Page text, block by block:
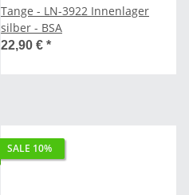
Tange - LN-3922 Innenlager
silber - BSA
22,90 € *
SALE 10%